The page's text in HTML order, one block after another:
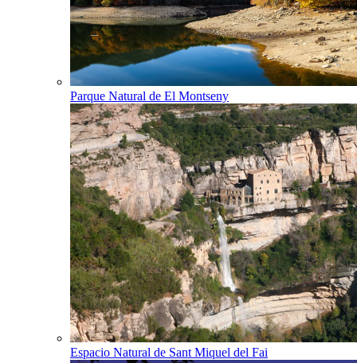
Parque Natural de El Montseny
Espacio Natural de Sant Miquel del Fai